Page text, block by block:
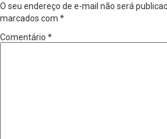
O seu endereço de e-mail não será
marcados com *
Comentário *